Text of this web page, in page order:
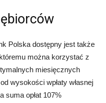
Polska dostępny jest także
można korzystać z
miesięcznych
wysokości wpłaty własnej
suma opłat 107%